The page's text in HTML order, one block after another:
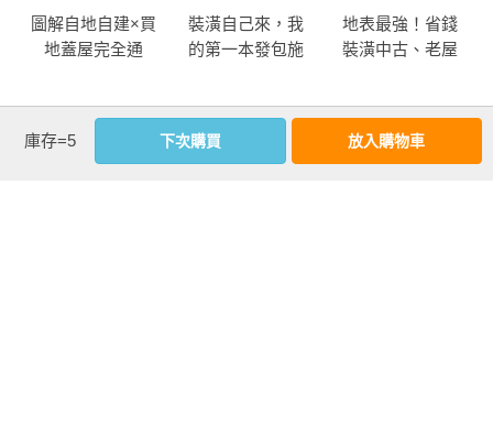
圖解自地自建×買
地蓋屋完全通
關鍵步驟，教你
買對地、蓋好
裝潢自己來，我
的第一本發包施
預算、畫設計
圖、找工班到監
地表最強！省錢
裝潢中古、老屋
more
庫存=5 下次購買 放入購物車